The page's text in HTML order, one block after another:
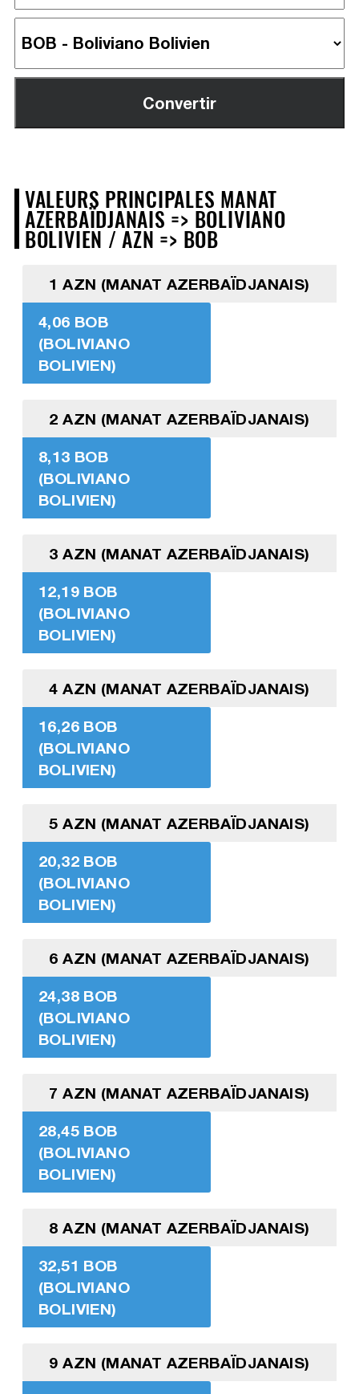
VALEURS PRINCIPALES MANAT
AZERBAÏDJANAIS => BOLIVIANO
BOLIVIEN / AZN => BOB
1 AZN (MANAT AZERBAÏDJANAIS)
4,06 BOB
(BOLIVIANO
BOLIVIEN)
2 AZN (MANAT AZERBAÏDJANAIS)
8,13 BOB
(BOLIVIANO
BOLIVIEN)
3 AZN (MANAT AZERBAÏDJANAIS)
12,19 BOB
(BOLIVIANO
BOLIVIEN)
4 AZN (MANAT AZERBAÏDJANAIS)
16,26 BOB
(BOLIVIANO
BOLIVIEN)
5 AZN (MANAT AZERBAÏDJANAIS)
20,32 BOB
(BOLIVIANO
BOLIVIEN)
6 AZN (MANAT AZERBAÏDJANAIS)
24,38 BOB
(BOLIVIANO
BOLIVIEN)
7 AZN (MANAT AZERBAÏDJANAIS)
28,45 BOB
(BOLIVIANO
BOLIVIEN)
8 AZN (MANAT AZERBAÏDJANAIS)
32,51 BOB
(BOLIVIANO
BOLIVIEN)
9 AZN (MANAT AZERBAÏDJANAIS)